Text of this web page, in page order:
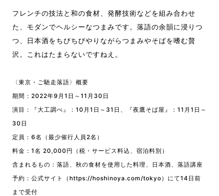
フレンチの技法と和の食材、発酵技術などを組み合わせ
た、モダンでヘルシーなつまみです。落語の余韻に浸りつ
つ、日本酒をちびちびやりながらつまみやそばを嗜む贅
沢。これはたまらないですねえ。
〈東京・ご馳走落語〉概要
期間：2022年9月1日～11月30日
演目：『大工調べ』：10月1日～31日、『夜鷹そば屋』：11月1日～
30日
定員：6名（最少催行人員2名）
料金：1名 20,000円（税・サービス料込、宿泊料別）
含まれるもの：落語、秋の食材を使用した料理、日本酒、落語講座
予約：公式サイト（https://hoshinoya.com/tokyo）にて14日前
まで受付